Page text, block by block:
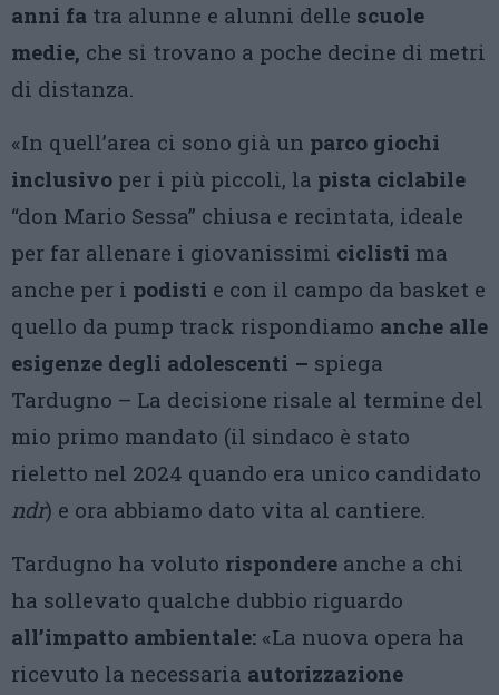
anni fa tra alunne e alunni delle scuole
medie, che si trovano a poche decine di metri
di distanza.
«In quell’area ci sono già un parco giochi
inclusivo per i più piccoli, la pista ciclabile
“don Mario Sessa” chiusa e recintata, ideale
per far allenare i giovanissimi ciclisti ma
anche per i podisti e con il campo da basket e
quello da pump track rispondiamo anche alle
esigenze degli adolescenti – spiega
Tardugno – La decisione risale al termine del
mio primo mandato (il sindaco è stato
rieletto nel 2024 quando era unico candidato
ndr) e ora abbiamo dato vita al cantiere.
Tardugno ha voluto rispondere anche a chi
ha sollevato qualche dubbio riguardo
all’impatto ambientale: «La nuova opera ha
ricevuto la necessaria autorizzazione